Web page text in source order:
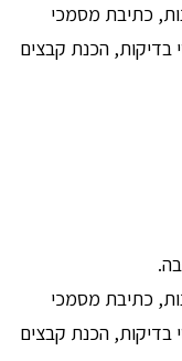
כתיבת מסמכי
בדיקות, הכנת קבצים
כתיבת מסמכי
בדיקות, הכנת קבצים